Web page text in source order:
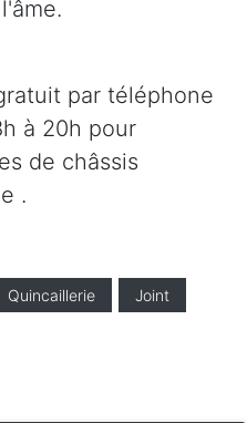
par téléphone
à 20h pour
de châssis
.
Quincaillerie Joint